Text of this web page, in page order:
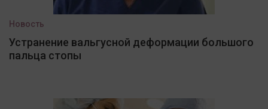
Новость
Устранение вальгусной деформации большого
пальца стопы